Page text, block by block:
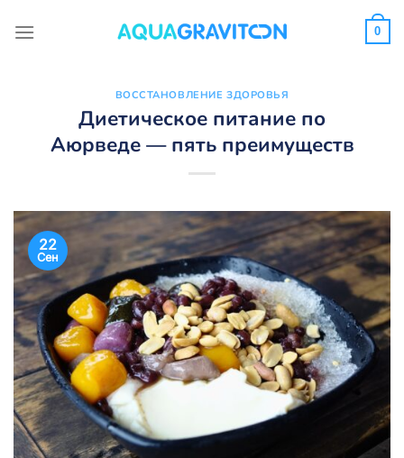
0
ВОССТАНОВЛЕНИЕ ЗДОРОВЬЯ
Диетическое питание по
Аюрведе — пять преимуществ
22
Сен